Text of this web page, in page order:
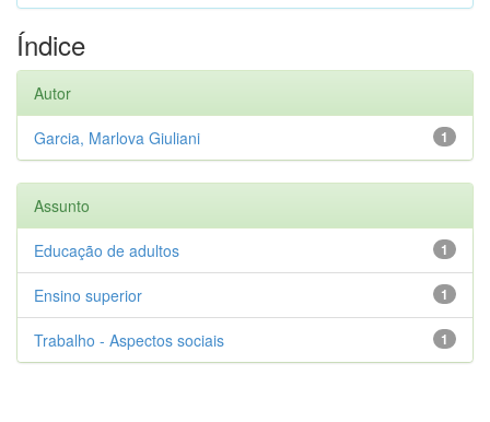
Índice
Autor
1
Garcia, Marlova Giuliani
Assunto
1
Educação de adultos
1
Ensino superior
1
Trabalho - Aspectos sociais